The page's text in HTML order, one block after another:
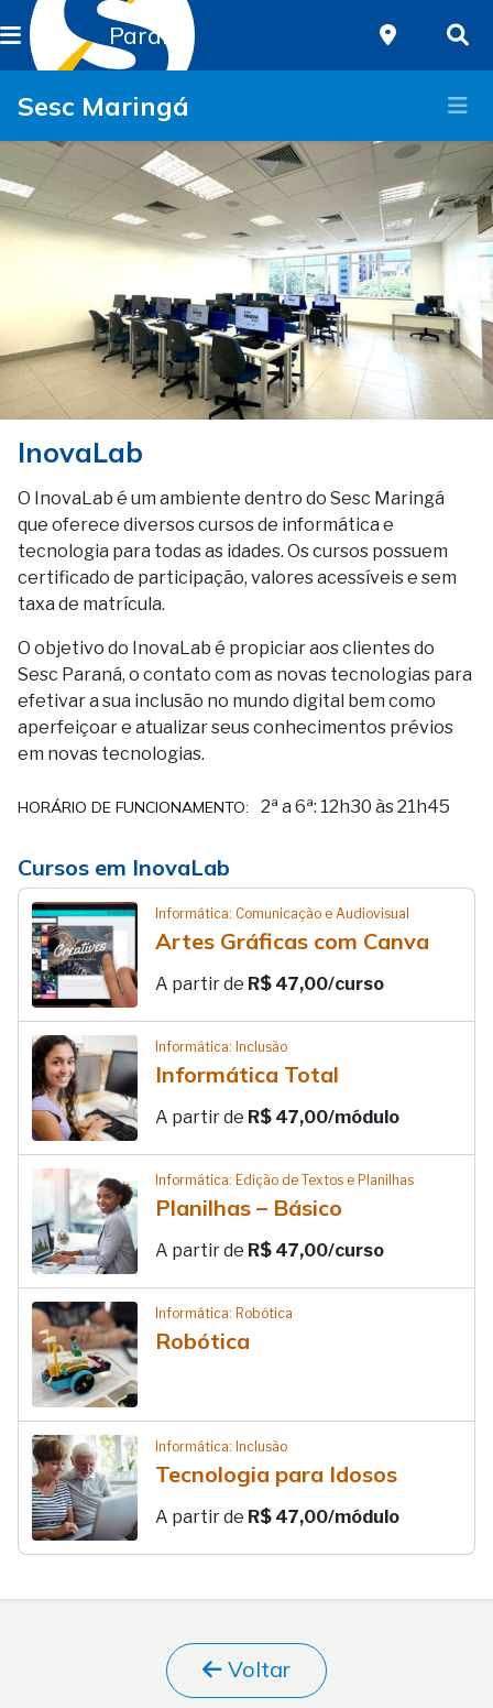
Paraná
Sesc Maringá
InovaLab
O InovaLab é um ambiente dentro do Sesc Maringá
que oferece diversos cursos de informática e
tecnologia para todas as idades. Os cursos possuem
certificado de participação, valores acessíveis e sem
taxa de matrícula.
O objetivo do InovaLab é propiciar aos clientes do
Sesc Paraná, o contato com as novas tecnologias para
efetivar a sua inclusão no mundo digital bem como
aperfeiçoar e atualizar seus conhecimentos prévios
em novas tecnologias.
HORÁRIO DE FUNCIONAMENTO: 2ª a 6ª: 12h30 às 21h45
Cursos em InovaLab
Informática: Comunicação e Audiovisual
Artes Gráficas com Canva
A partir de R$ 47,00/curso
Informática: Inclusão
Informática Total
A partir de R$ 47,00/módulo
Informática: Edição de Textos e Planilhas
Planilhas – Básico
A partir de R$ 47,00/curso
Informática: Robótica
Robótica
Informática: Inclusão
Tecnologia para Idosos
A partir de R$ 47,00/módulo
Voltar